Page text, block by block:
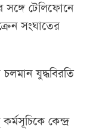
সঙ্গে টেলিফোনে
সংঘাতের
যুদ্ধবিরতি
কেন্দ্র